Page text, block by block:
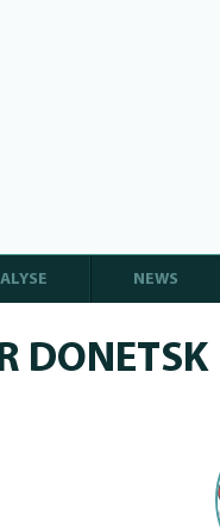
NEWS
DONETSK